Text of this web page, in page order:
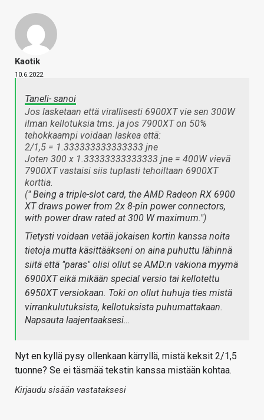
Kaotik
10.6.2022
Taneli- sanoi
Jos lasketaan että virallisesti 6900XT vie sen 300W
ilman kellotuksia tms. ja jos 7900XT on 50%
tehokkaampi voidaan laskea että:
2/1,5 = 1.333333333333333 jne
Joten 300 x 1.33333333333333 jne = 400W vievä
7900XT vastaisi siis tuplasti tehoiltaan 6900XT
korttia.
(" Being a triple-slot card, the AMD Radeon RX 6900
XT draws power from 2x 8-pin power connectors,
with power draw rated at 300 W maximum.")
Tietysti voidaan vetää jokaisen kortin kanssa noita
tietoja mutta käsittääkseni on aina puhuttu lähinnä
siitä että "paras" olisi ollut se AMD:n vakiona myymä
6900XT eikä mikään special versio tai kellotettu
6950XT versiokaan. Toki on ollut huhuja ties mistä
virrankulutuksista, kellotuksista puhumattakaan.
Napsauta laajentaaksesi…
Nyt en kyllä pysy ollenkaan kärryllä, mistä keksit 2/1,5
tuonne? Se ei täsmää tekstin kanssa mistään kohtaa.
Kirjaudu sisään vastataksesi